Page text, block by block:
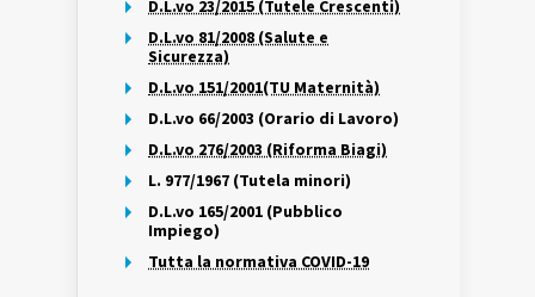
D.L.vo 23/2015 (Tutele Crescenti)
D.L.vo 81/2008 (Salute e
Sicurezza)
D.L.vo 151/2001(TU Maternità)
D.L.vo 66/2003 (Orario di Lavoro)
D.L.vo 276/2003 (Riforma Biagi)
L. 977/1967 (Tutela minori)
D.L.vo 165/2001 (Pubblico
Impiego)
Tutta la normativa COVID-19